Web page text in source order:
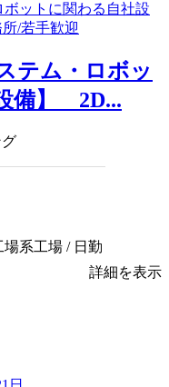
テム・ロボッ
備】 2D...
系工場 / 日勤
詳細を表示